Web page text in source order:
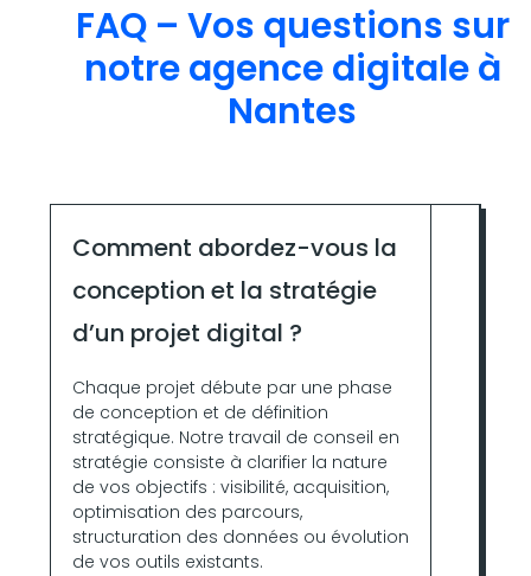
FAQ – Vos questions sur
notre agence digitale à
Nantes
Comment abordez-vous la
conception et la stratégie
d’un projet digital ?
Chaque projet débute par une phase
de conception et de définition
stratégique. Notre travail de conseil en
stratégie consiste à clarifier la nature
de vos objectifs : visibilité, acquisition,
optimisation des parcours,
structuration des données ou évolution
de vos outils existants.